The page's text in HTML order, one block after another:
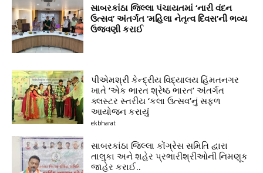
સાબરકાંઠા જિલ્લા પંચાયતમાં ‘નારી વંદન
ઉત્સવ’ અંતર્ગત ‘મહિલા નેતૃત્વ દિવસ’ની ભવ્ય
ઉજવણી કરાઈ
પીએમશ્રી કેન્દ્રીય વિદ્યાલય હિંમતનગર
ખાતે ‘એક ભારત શ્રેષ્ઠ ભારત’ અંતર્ગત
ક્લસ્ટર સ્તરીય ‘કલા ઉત્સવ’નું સફળ
આયોજન કરાયું
ekbharat
સાબરકાંઠા જિલ્લા કોંગ્રેસ સમિતિ દ્વારા
તાલુકા અને શહેર પ્રભારીશ્રીઓની નિમણૂક
જાહેર કરાઈ..